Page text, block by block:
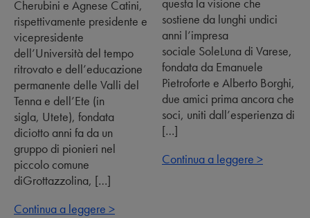
Cherubini e Agnese Catini,
rispettivamente presidente e
vicepresidente
dell’Università del tempo
ritrovato e dell’educazione
permanente delle Valli del
Tenna e dell’Ete (in
sigla, Utete), fondata
diciotto anni fa da un
gruppo di pionieri nel
piccolo comune
diGrottazzolina, […]
Continua a leggere >
sostiene da lunghi undici
anni l’impresa
sociale SoleLuna di Varese,
fondata da Emanuele
Pietroforte e Alberto Borghi,
due amici prima ancora che
soci, uniti dall’esperienza di
[…]
Continua a leggere >